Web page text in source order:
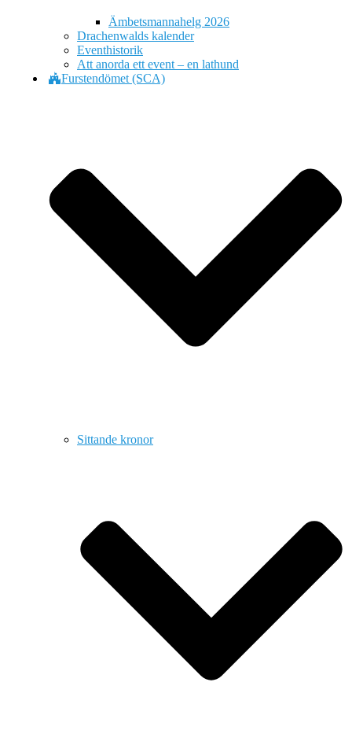
Ämbetsmannahelg 2026
Drachenwalds kalender
Eventhistorik
Att anorda ett event – en lathund
Furstendömet (SCA)
Sittande kronor